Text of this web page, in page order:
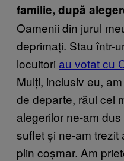
familie, după
Oamenii din jurul
deprimați. Stau într-
locuitori au votat cu
Mulți, inclusiv eu,
de departe, răul cel
alegerilor ne-am
suflet și ne-am
plin coșmar. Am